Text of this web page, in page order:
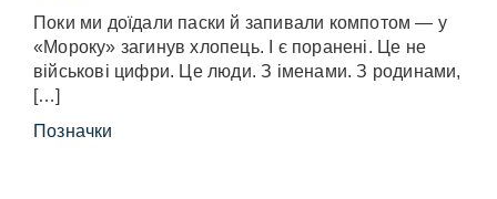
Поки ми доїдали паски й запивали компотом — у
«Мороку» загинув хлопець. І є поранені. Це не
військові цифри. Це люди. З іменами. З родинами,
[…]
Позначки